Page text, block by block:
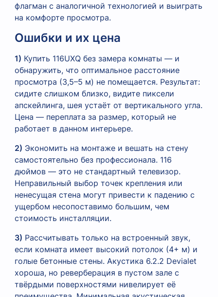
флагман с аналогичной технологией и выиграть
на комфорте просмотра.
Ошибки и их цена
1) Купить 116UXQ без замера комнаты — и
обнаружить, что оптимальное расстояние
просмотра (3,5–5 м) не помещается. Результат:
сидите слишком близко, видите пиксели
апскейлинга, шея устаёт от вертикального угла.
Цена — переплата за размер, который не
работает в данном интерьере.
2) Экономить на монтаже и вешать на стену
самостоятельно без профессионала. 116
дюймов — это не стандартный телевизор.
Неправильный выбор точек крепления или
ненесущая стена могут привести к падению с
ущербом несопоставимо большим, чем
стоимость инсталляции.
3) Рассчитывать только на встроенный звук,
если комната имеет высокий потолок (4+ м) и
голые бетонные стены. Акустика 6.2.2 Devialet
хороша, но реверберация в пустом зале с
твёрдыми поверхностями нивелирует её